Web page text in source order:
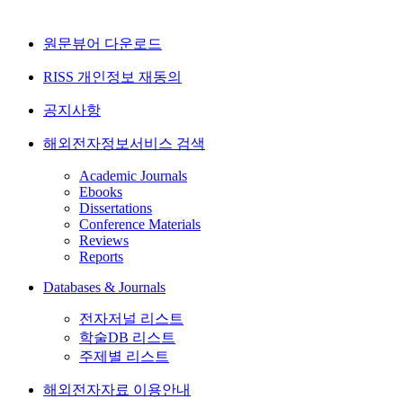
원문뷰어 다운로드
RISS 개인정보 재동의
공지사항
해외전자정보서비스 검색
Academic Journals
Ebooks
Dissertations
Conference Materials
Reviews
Reports
Databases & Journals
전자저널 리스트
학술DB 리스트
주제별 리스트
해외전자자료 이용안내